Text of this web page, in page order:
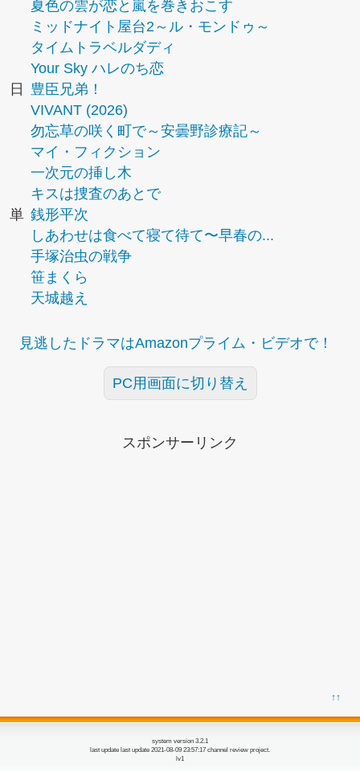
夏色の雲が恋と嵐を巻きおこす
ミッドナイト屋台2～ル・モンドゥ～
タイムトラベルダディ
Your Sky ハレのち恋
日
豊臣兄弟！
VIVANT (2026)
勿忘草の咲く町で～安曇野診療記～
マイ・フィクション
一次元の挿し木
キスは捜査のあとで
単 銭形平次
しあわせは食べて寝て待て〜早春の...
手塚治虫の戦争
笹まくら
天城越え
見逃したドラマはAmazonプライム・ビデオで！
PC用画面に切り替え
スポンサーリンク
↑↑
system version 3.2.1
last update last update 2021-08-09 23:57:17 channel review project.
lv1